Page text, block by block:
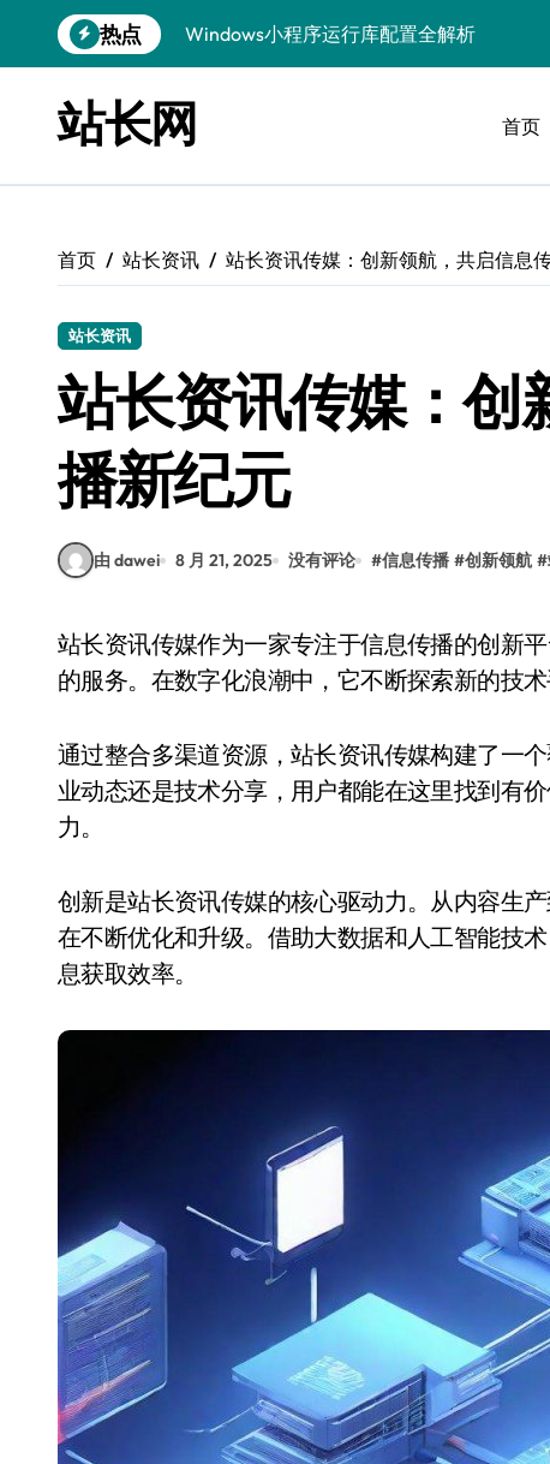
到
热点
优化运行库，畅享Windows无障碍顺滑体验
Windows鸿蒙开发：运行库配置全解
Windows嵌入式开发环境搭建与运行库优
Linux环境优化与数据库调优实战
Linux下计算机视觉数据库配置与优化
Windows精简运行库与高效架构设计
站长网 首页
首页 站长资讯 站长资讯传媒：创新领航，共启信息
站长资讯
站长资讯传媒：创
播新纪元
由 dawei 8 月 21, 2025 没有评论 #信息传播 #创新领航 #
站长资讯传媒作为一家专注于信息传播的创新平台，始终致力于为用户提供高质量的内容和便捷
的服务。在数字化浪潮中，它不断探索新的技
通过整合多渠道资源，站长资讯传媒构建了一
业动态还是技术分享，用户都能在这里找到有
力。
创新是站长资讯传媒的核心驱动力。从内容生
在不断优化和升级。借助大数据和人工智能技
息获取效率。